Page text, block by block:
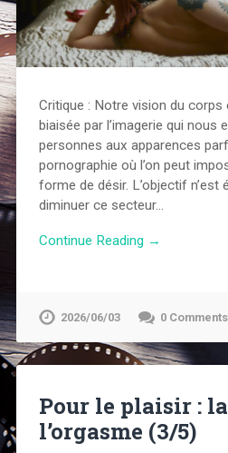
Critique : Notre vision du
biaisée par l’imagerie qui nous
personnes aux apparences
pornographie où l’on peut
forme de désir. L’objectif n’est
diminuer ce secteur…
Continue Reading →
2026/06/03 0 Comments
Pour le plaisir :
l’orgasme (3/5)